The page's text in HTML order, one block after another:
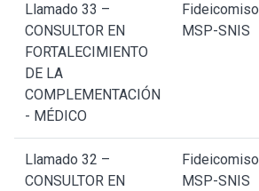
Llamado 33 –
CONSULTOR EN
FORTALECIMIENTO
DE LA
COMPLEMENTACIÓN
- MÉDICO
Fideicomiso
MSP-SNIS
Llamado 32 –
CONSULTOR EN
Fideicomiso
MSP-SNIS